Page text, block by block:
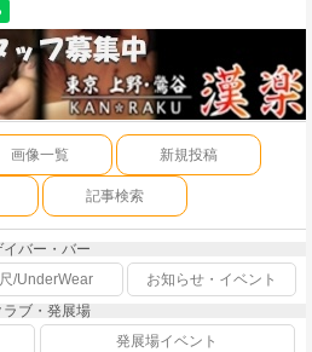
画像一覧 新規投稿
記事検索
イバー・バー
/UnderWear
お知らせ・イベント
ラブ・発展場
発展場イベント